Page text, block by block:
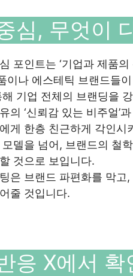
심, 무엇이
포인트는 ‘기업과 제품
이나 에스테틱 브랜드들
기업 전체의 브랜딩을
의 ‘신뢰감 있는 비주얼’
게 한층 친근하게 각인시
델을 넘어, 브랜드의 철
것으로 보입니다.
은 브랜드 파편화를 막
줄 것입니다.
응 X에서 확